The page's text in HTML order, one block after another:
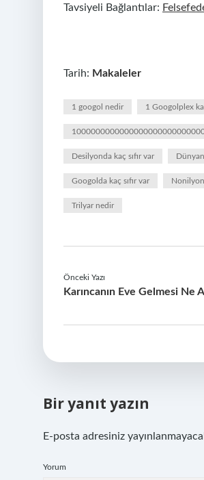
Tavsiyeli Bağlantılar:
Tarih: Makaleler
1 googol nedir 1 Googolplex
Desilyonda kaç sıfır var
Googolda kaç sıfır var
Trilyar nedir
Önceki Yazı
Karıncanın Eve Gelmesi Ne
Bir yanıt yazın
E-posta adresiniz
Yorum